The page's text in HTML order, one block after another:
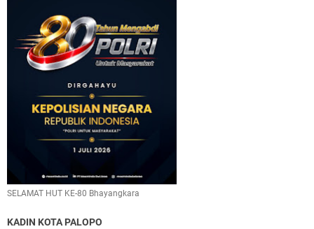
SELAMAT HUT KE-80 Bhayangkara
KADIN KOTA PALOPO